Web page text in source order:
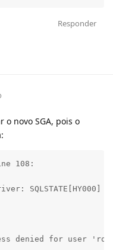
Responder
novo SGA, pois o
108:
SQLSTATE[HY000]
denied for user